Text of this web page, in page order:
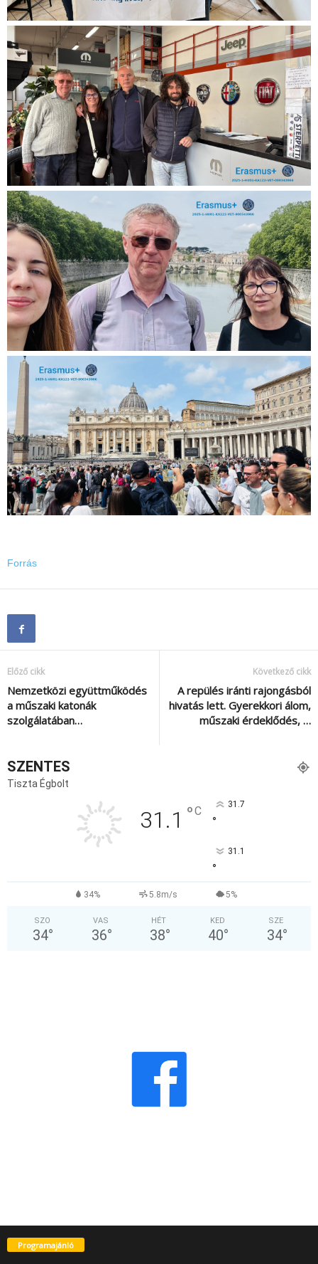
Forrás
Előző cikk
Nemzetközi együttműködés
a műszaki katonák
szolgálatában…
Következő cikk
A repülés iránti rajongásból
hivatás lett. Gyerekkori álom,
műszaki érdeklődés, …
SZENTES
Tiszta Égbolt
31.1 °C 31.7
°
31.1
°
34% 5.8m/s 5%
SZO
34°
VAS
36°
HÉT
38°
KED
40°
SZE
34°
Programajánló